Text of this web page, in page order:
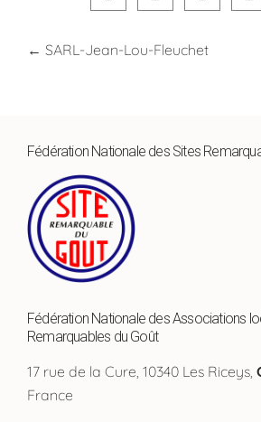
← SARL-Jean-Lou-Fleuchet
Fédération Nationale des Sites
Fédération Nationale des Associations
Remarquables du Goût
17 rue de la Cure, 10340 Les Riceys,
France